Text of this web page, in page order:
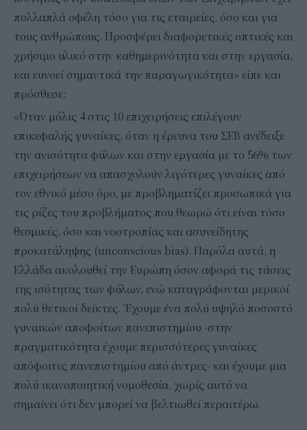
πολλαπλά οφέλη τόσο για τις εταιρείες, όσο και για
τους ανθρώπους. Προσφέρει διαφορετικές οπτικές και
χρήσιμο υλικό στην καθημερινότητα και στην εργασία,
και ευνοεί σημαντικά την παραγωγικότητα» είπε και
πρόσθεσε:
«Όταν μόλις 4 στις 10 επιχειρήσεις επιλέγουν
επικεφαλής γυναίκες, όταν η έρευνα του ΣΕΒ ανέδειξε
την ανισότητα φύλων και στην εργασία με το 56% των
επιχειρήσεων να απασχολούν λιγότερες γυναίκες από
τον εθνικό μέσο όρο, με προβληματίζει προσωπικά για
τις ρίζες του προβλήματος που θεωρώ ότι είναι τόσο
θεσμικές, όσο και νοοτροπίας και ασυνείδητης
προκατάληψης (unconscious bias). Παρόλα αυτά, η
Ελλάδα ακολουθεί την Ευρώπη όσον αφορά τις τάσεις
της ισότητας των φύλων, ενώ καταγράφονται μερικοί
πολύ θετικοί δείκτες. Έχουμε ένα πολύ υψηλό ποσοστό
γυναικών αποφοίτων πανεπιστημίου -στην
πραγματικότητα έχουμε περισσότερες γυναίκες
απόφοιτες πανεπιστημίου από άντρες- και έχουμε μια
πολύ ικανοποιητική νομοθεσία, χωρίς αυτό να
σημαίνει ότι δεν μπορεί να βελτιωθεί περαιτέρω.